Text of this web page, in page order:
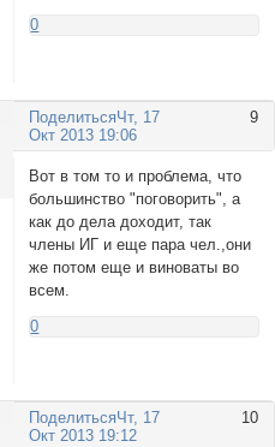
0
Поделиться 9
Чт, 17
Окт 2013 19:06
Вот в том то и проблема, что
большинство "поговорить", а
как до дела доходит, так
члены ИГ и еще пара чел.,они
же потом еще и виноваты во
всем.
0
Поделиться 10
Чт, 17
Окт 2013 19:12